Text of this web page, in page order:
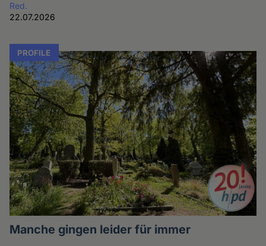
Red.
22.07.2026
PROFILE
Manche gingen leider für immer